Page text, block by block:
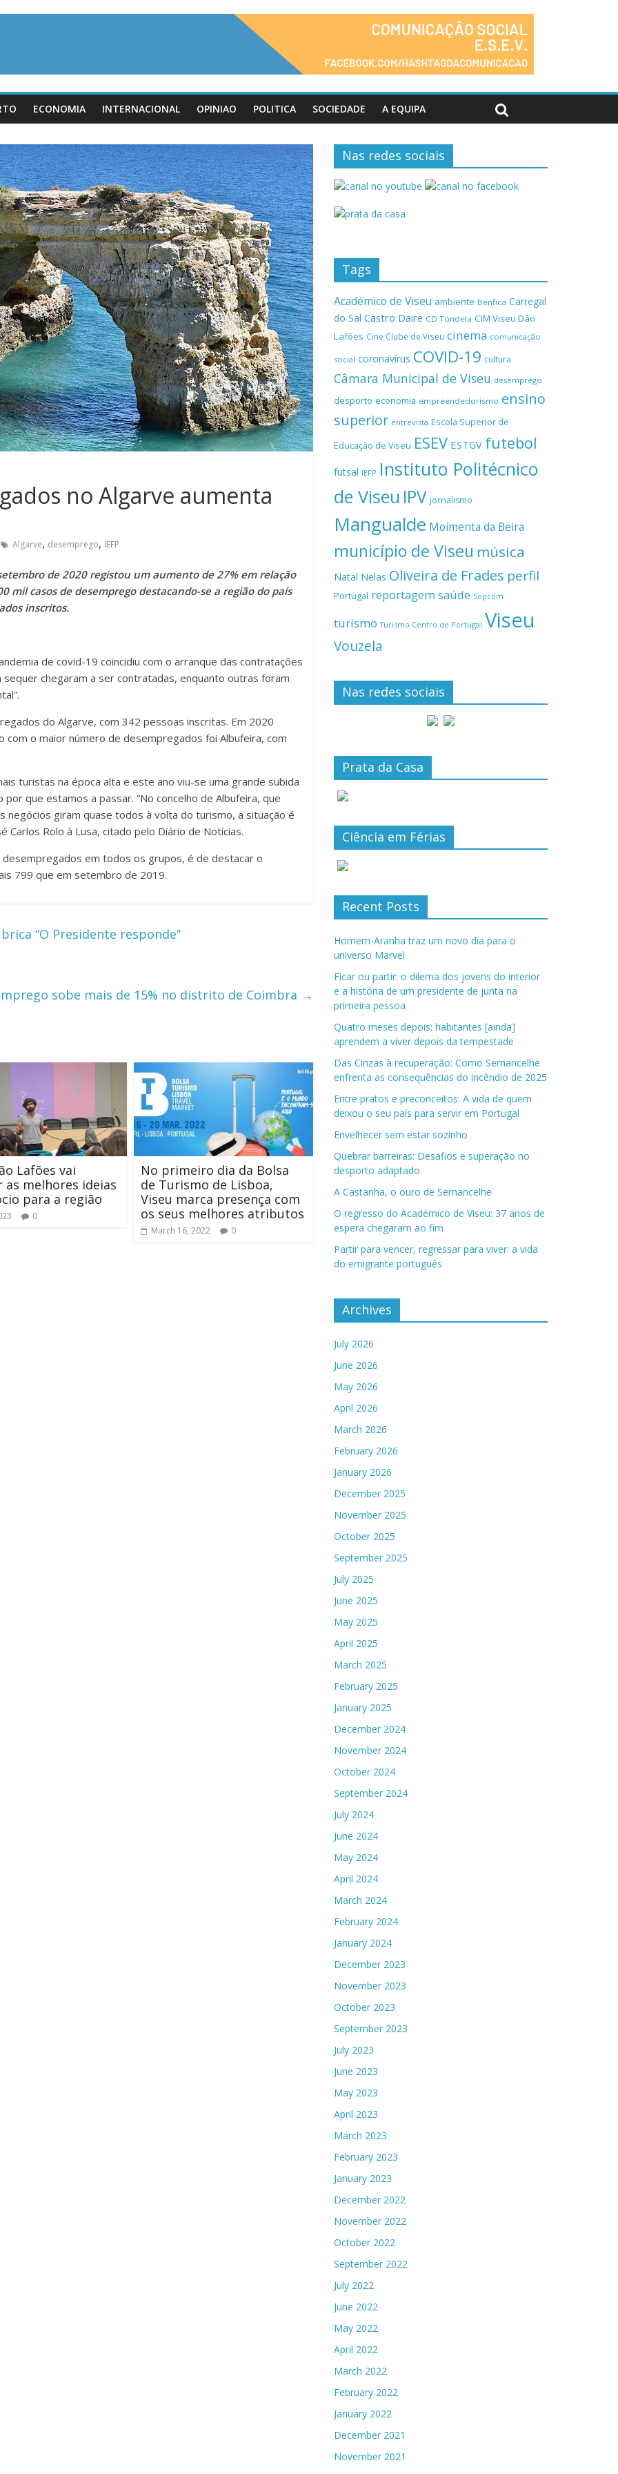
ECONOMIA INTERNACIONAL OPINIAO POLITICA SOCIEDADE A EQUIPA
no Algarve aumenta
Algarve, desemprego, IEFP
de 2020 registou um aumento de 27% em relação
mil casos de desemprego destacando-se a região do país
inscritos.
de covid-19 coincidiu com o arranque das contratações
chegaram a ser contratadas, enquanto outras foram
do Algarve, com 342 pessoas inscritas. Em 2020
com o maior número de desempregados foi Albufeira, com
turistas na época alta e este ano viu-se uma grande subida
que estamos a passar. “No concelho de Albufeira, que
giram quase todos à volta do turismo, a situação é
Carlos Rolo à Lusa, citado pelo Diário de Notícias.
em todos os grupos, é de destacar o
799 que em setembro de 2019.
“O Presidente responde”
sobe mais de 15% no distrito de Coimbra →
Lafões vai
melhores ideias
para a região
0
No primeiro dia da Bolsa
de Turismo de Lisboa,
Viseu marca presença com
os seus melhores atributos
March 16, 2022 0
Nas redes sociais
Tags
Académico de Viseu ambiente Benfica Carregal
do Sal Castro Daire CD Tondela CIM Viseu Dão
Lafões Cine Clube de Viseu cinema comunicação
social coronavírus COVID-19 cultura
Câmara Municipal de Viseu desemprego
desporto economia empreendedorismo ensino
superior entrevista Escola Superior de
Educação de Viseu ESEV ESTGV futebol
futsal IEFP Instituto Politécnico
de Viseu IPV jornalismo
Mangualde Moimenta da Beira
município de Viseu música
Natal Nelas Oliveira de Frades perfil
Portugal reportagemsaúde Sopcom
turismo Turismo Centro de Portugal Viseu
Vouzela
Nas redes sociais
Prata da Casa
Ciência em Férias
Recent Posts
Homem-Aranha traz um novo dia para o
universo Marvel
Ficar ou partir: o dilema dos jovens do interior
e a história de um presidente de junta na
primeira pessoa
Quatro meses depois: habitantes [ainda]
aprendem a viver depois da tempestade
Das Cinzas à recuperação: Como Sernancelhe
enfrenta as consequências do incêndio de 2025
Entre pratos e preconceitos: A vida de quem
deixou o seu país para servir em Portugal
Envelhecer sem estar sozinho
Quebrar barreiras: Desafios e superação no
desporto adaptado
A Castanha, o ouro de Sernancelhe
O regresso do Académico de Viseu: 37 anos de
espera chegaram ao fim
Partir para vencer, regressar para viver: a vida
do emigrante português
Archives
July 2026
June 2026
May 2026
April 2026
March 2026
February 2026
January 2026
December 2025
November 2025
October 2025
September 2025
July 2025
June 2025
May 2025
April 2025
March 2025
February 2025
January 2025
December 2024
November 2024
October 2024
September 2024
July 2024
June 2024
May 2024
April 2024
March 2024
February 2024
January 2024
December 2023
November 2023
October 2023
September 2023
July 2023
June 2023
May 2023
April 2023
March 2023
February 2023
January 2023
December 2022
November 2022
October 2022
September 2022
July 2022
June 2022
May 2022
April 2022
March 2022
February 2022
January 2022
December 2021
November 2021